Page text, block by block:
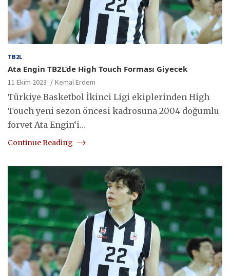
TB2L
Ata Engin TB2L’de High Touch Forması Giyecek
11 Ekim 2023 Kemal Erdem
Türkiye Basketbol İkinci Ligi ekiplerinden High
Touch yeni sezon öncesi kadrosuna 2004 doğumlu
forvet Ata Engin‘i…
Continue Reading